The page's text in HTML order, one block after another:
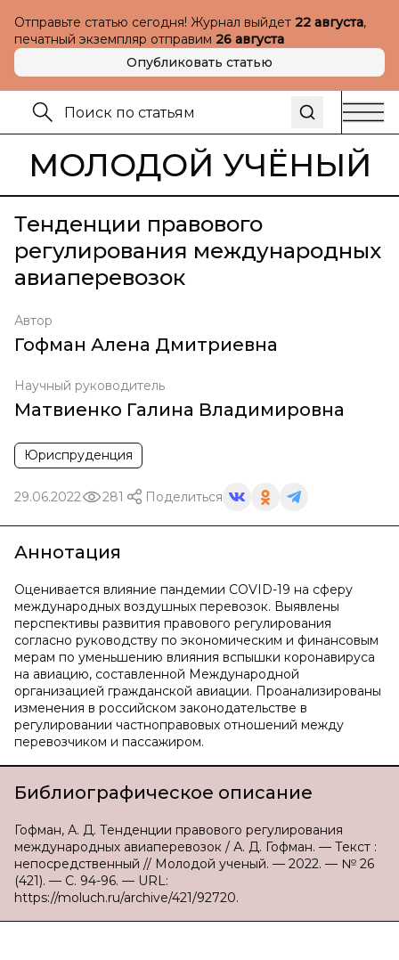
Отправьте статью сегодня! Журнал выйдет 22 августа,
печатный экземпляр отправим 26 августа
Опубликовать статью
МОЛОДОЙ УЧЁНЫЙ
Тенденции правового
регулирования международных
авиаперевозок
Автор
Гофман Алена Дмитриевна
Научный руководитель
Матвиенко Галина Владимировна
Юриспруденция
29.06.2022 281 Поделиться
Аннотация
Оценивается влияние пандемии COVID-19 на сферу
международных воздушных перевозок. Выявлены
перспективы развития правового регулирования
согласно руководству по экономическим и финансовым
мерам по уменьшению влияния вспышки коронавируса
на авиацию, составленной Международной
организацией гражданской авиации. Проанализированы
изменения в российском законодательстве в
регулировании частноправовых отношений между
перевозчиком и пассажиром.
Библиографическое описание
Гофман, А. Д. Тенденции правового регулирования
международных авиаперевозок / А. Д. Гофман. — Текст :
непосредственный // Молодой ученый. — 2022. — № 26
(421). — С. 94-96. — URL:
https://moluch.ru/archive/421/92720.